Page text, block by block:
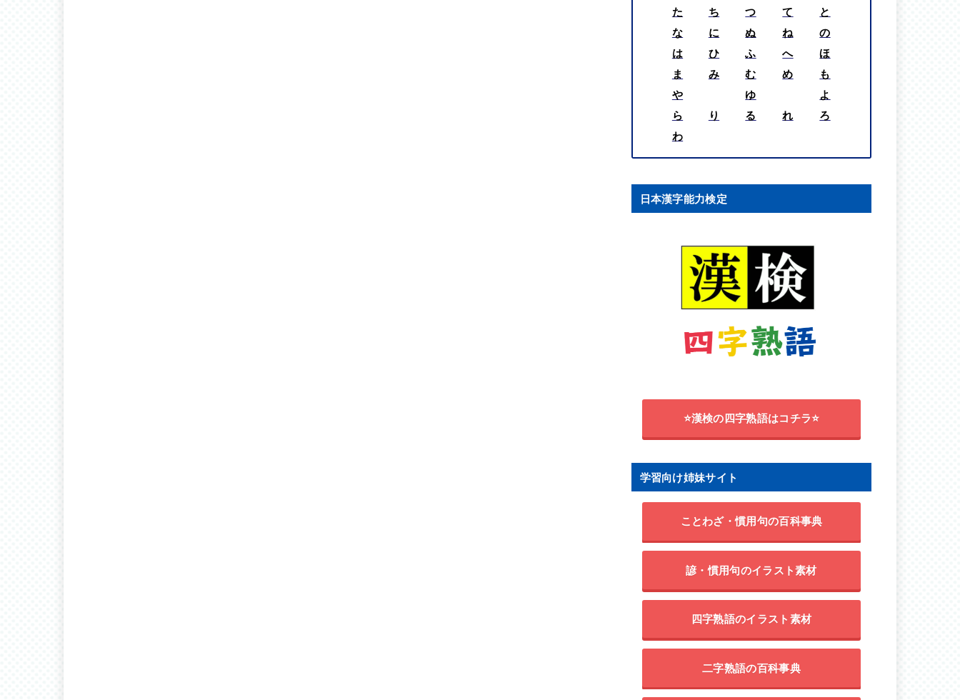
た
ち つ て
と
な
に ぬ ね
の
は
ひ ふ へ
ほ
ま
み む め
も
や
ゆ
よ
ら
り る れ
ろ
わ
日本漢字能力検定
⭐漢検の四字熟語はコチラ⭐
学習向け姉妹サイト
ことわざ・慣用句の百科事典
諺・慣用句のイラスト素材
四字熟語のイラスト素材
二字熟語の百科事典